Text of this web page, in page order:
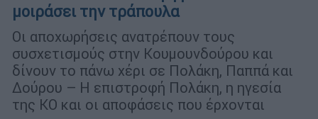
μοιράσει την τράπουλα
Οι αποχωρήσεις ανατρέπουν τους
συσχετισμούς στην Κουμουνδούρου και
δίνουν το πάνω χέρι σε Πολάκη, Παππά και
Δούρου – Η επιστροφή Πολάκη, η ηγεσία
της ΚΟ και οι αποφάσεις που έρχονται